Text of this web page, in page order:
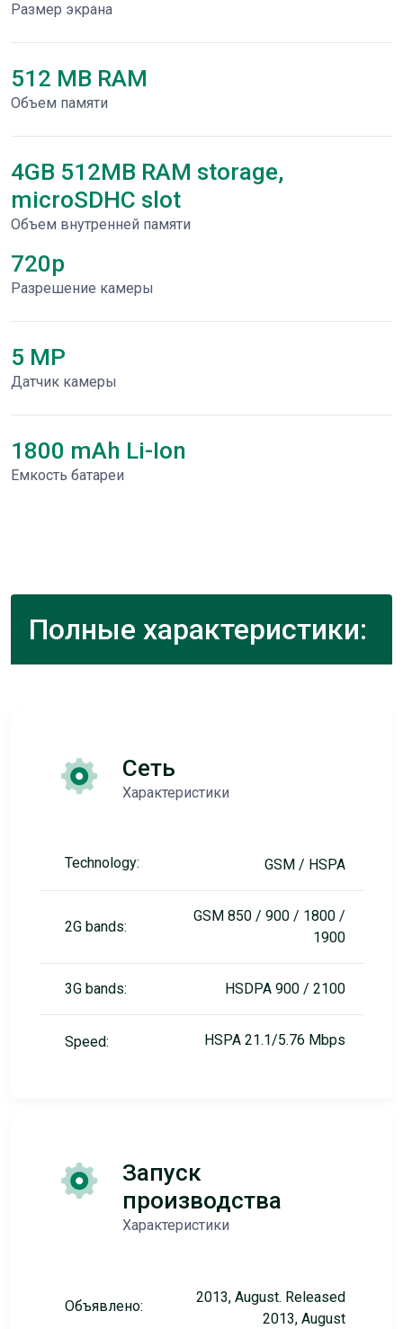
Размер экрана
512 MB RAM
Объем памяти
4GB 512MB RAM storage,
microSDHC slot
Объем внутренней памяти
720p
Разрешение камеры
5 MP
Датчик камеры
1800 mAh Li-Ion
Емкость батареи
Полные характеристики:
Сеть
Характеристики
Technology: GSM / HSPA
2G bands:
GSM 850 / 900 / 1800 /
1900
3G bands: HSDPA 900 / 2100
Speed: HSPA 21.1/5.76 Mbps
Запуск
производства
Характеристики
Объявлено:
2013, August. Released
2013, August